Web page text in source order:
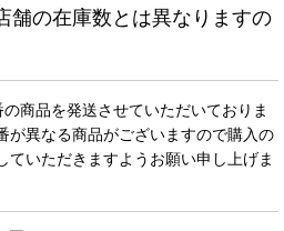
舗の在庫数とは異なりますの
商品を発送させていただいておりま
が異なる商品がございますので購入の
ていただきますようお願い申し上げま